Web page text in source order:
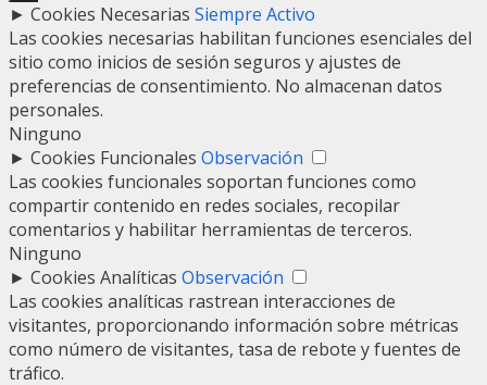
► Cookies Necesarias Siempre Activo
Las cookies necesarias habilitan funciones esenciales del
sitio como inicios de sesión seguros y ajustes de
preferencias de consentimiento. No almacenan datos
personales.
Ninguno
► Cookies Funcionales Observación
Las cookies funcionales soportan funciones como
compartir contenido en redes sociales, recopilar
comentarios y habilitar herramientas de terceros.
Ninguno
► Cookies Analíticas Observación
Las cookies analíticas rastrean interacciones de
visitantes, proporcionando información sobre métricas
como número de visitantes, tasa de rebote y fuentes de
tráfico.